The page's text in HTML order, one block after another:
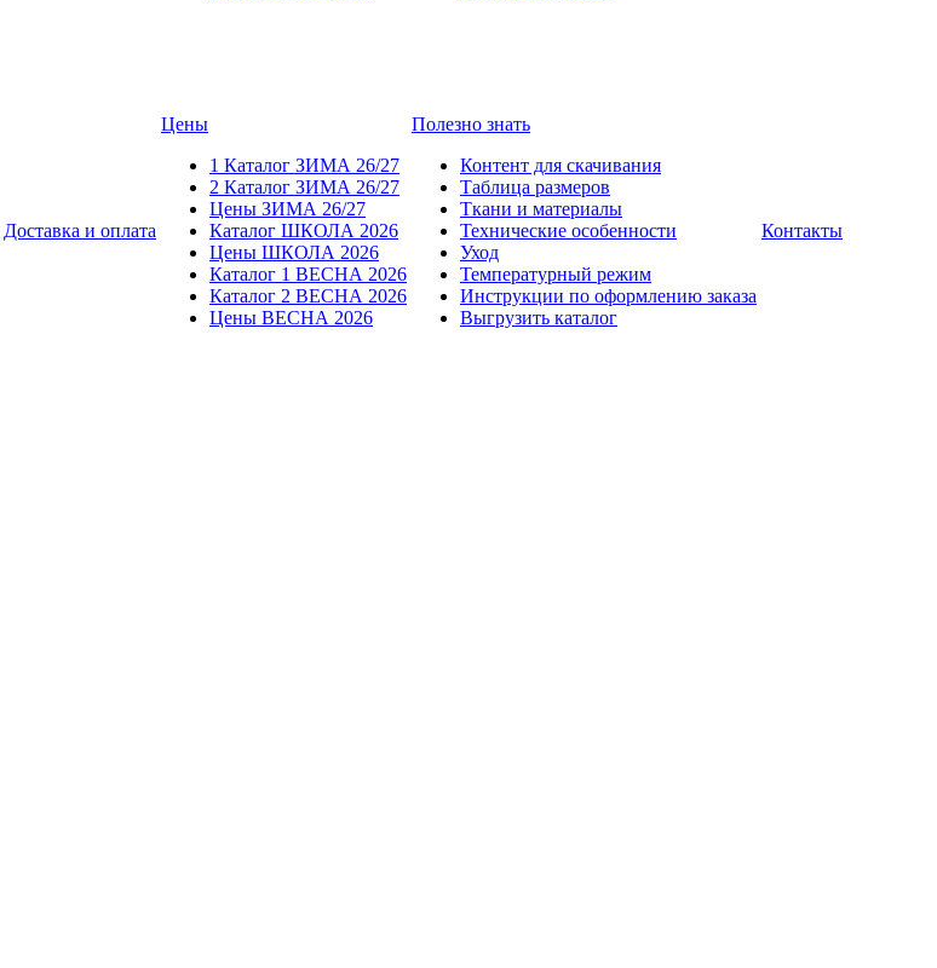
Доставка и оплата
Цены
1 Каталог ЗИМА 26/27
2 Каталог ЗИМА 26/27
Цены ЗИМА 26/27
Каталог ШКОЛА 2026
Цены ШКОЛА 2026
Каталог 1 ВЕСНА 2026
Каталог 2 ВЕСНА 2026
Цены ВЕСНА 2026
Полезно знать
Контент для скачивания
Таблица размеров
Ткани и материалы
Технические особенности
Уход
Температурный режим
Инструкции по оформлению заказа
Выгрузить каталог
Контакты